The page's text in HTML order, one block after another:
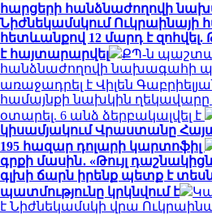
հարցերի հանձնաժողովի
Նիժնեկամսկում Ուկրաինայի
հետևանքով 12 մարդ է
է հայտարարվել
ՔՊ-ն
հանձնաժողովի նախագահի
առաջադրել է Վիլեն
համայնքի նախկին ղեկավարը
օտարել. 6 անձ ձերբակալվել է
կիսամյակում Վրաստանը
195 հազար դոլարի կարտոֆիլ
գրքի մասին․ «Թույլ
գլխի ճարն իրենք պետք է
պատմությունը կրկնվում է
է Նիժնեկամսկի վրա